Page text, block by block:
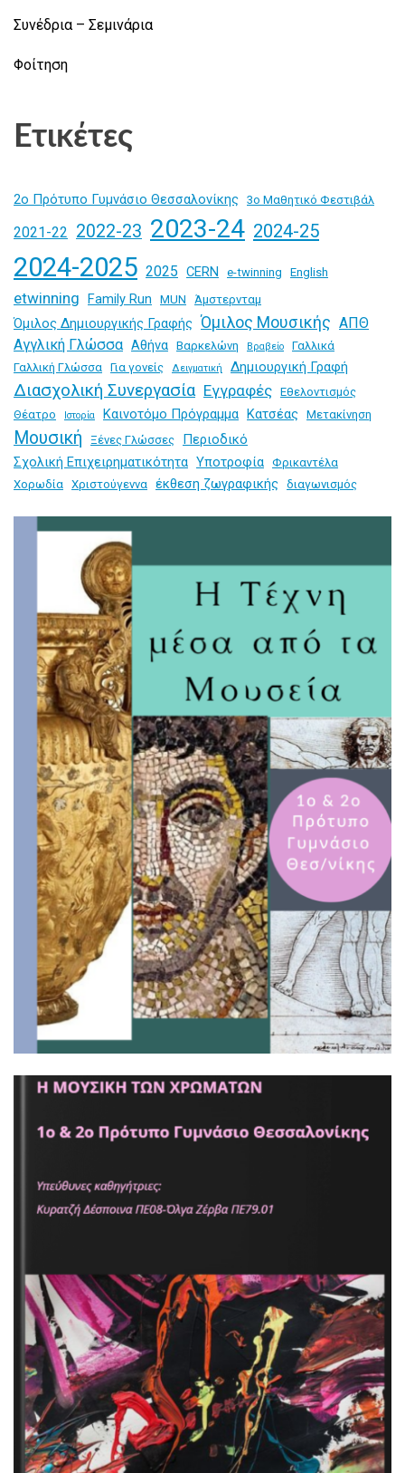
Συνέδρια – Σεμινάρια
Φοίτηση
Ετικέτες
2ο Πρότυπο Γυμνάσιο Θεσσαλονίκης 3ο Μαθητικό Φεστιβάλ
2021-22 2022-23 2023-24 2024-25
2024-2025 2025 CERN e-twinning English
etwinning Family Run MUN Άμστερνταμ
Όμιλος Δημιουργικής Γραφής Όμιλος Μουσικής ΑΠΘ
Αγγλική Γλώσσα Αθήνα Βαρκελώνη Βραβείο
Γαλλικά
Γαλλική Γλώσσα
Για γονείς Δειγματική Δημιουργική Γραφή
Διασχολική Συνεργασία Εγγραφές Εθελοντισμός
Θέατρο
Ιστορία Καινοτόμο Πρόγραμμα Κατσέας Μετακίνηση
Μουσική Ξένες Γλώσσες
Περιοδικό
Σχολική Επιχειρηματικότητα Υποτροφία Φρικαντέλα
Χορωδία
Χριστούγεννα έκθεση ζωγραφικής διαγωνισμός